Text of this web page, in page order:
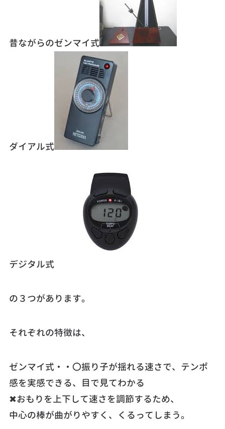
昔ながらのゼンマイ式
ダイアル式
デジタル式
の３つがあります。
それぞれの特徴は、
ゼンマイ式・・〇振り子が揺れる速さで、テンポ
感を実感できる、目で見てわかる
✖おもりを上下して速さを調節するため、
中心の棒が曲がりやすく、くるってしまう。